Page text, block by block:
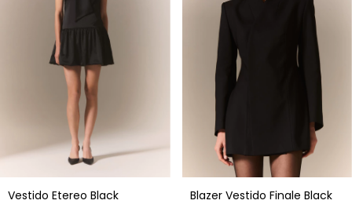
Vestido Etereo Black Blazer Vestido Finale Black